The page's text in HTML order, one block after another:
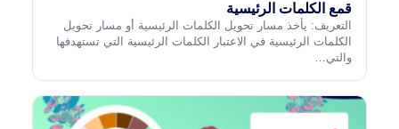
قمع الكلمات الرئيسية
التعريف: يأخذ مسار تحويل الكلمات الرئيسية أو مسار تحويل
الكلمات الرئيسية في الاعتبار الكلمات الرئيسية التي تستهدفها
والتي…